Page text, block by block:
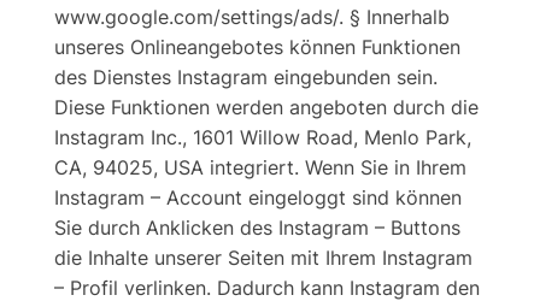
www.google.com/settings/ads/. § Innerhalb
unseres Onlineangebotes können Funktionen
des Dienstes Instagram eingebunden sein.
Diese Funktionen werden angeboten durch die
Instagram Inc., 1601 Willow Road, Menlo Park,
CA, 94025, USA integriert. Wenn Sie in Ihrem
Instagram – Account eingeloggt sind können
Sie durch Anklicken des Instagram – Buttons
die Inhalte unserer Seiten mit Ihrem Instagram
– Profil verlinken. Dadurch kann Instagram den